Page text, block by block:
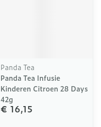
Panda Tea
Panda Tea Infusie
Kinderen Citroen 28 Days
42g
€ 16,15